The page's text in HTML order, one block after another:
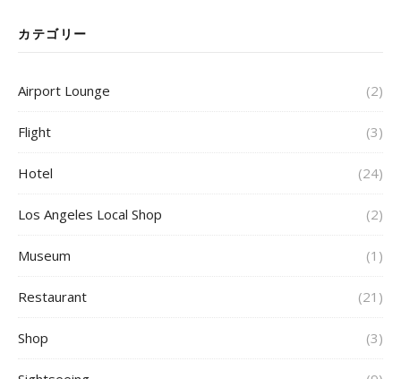
カテゴリー
Airport Lounge (2)
Flight (3)
Hotel (24)
Los Angeles Local Shop (2)
Museum (1)
Restaurant (21)
Shop (3)